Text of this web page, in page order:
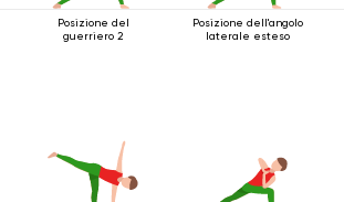
Posizione del
guerriero 2
Posizione dell'angolo
laterale esteso